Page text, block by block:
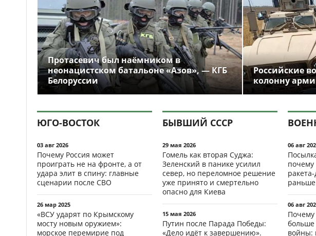
Протасевич был наёмником в
неонацистском батальоне «Азов», — КГБ
Белоруссии
Российские
колонну
ЮГО-ВОСТОК
03 авг 2026
Почему Россия может
проиграть не на фронте, а от
удара элит в спину: главные
сценарии после СВО
26 мар 2025
«ВСУ ударят по Крымскому
мосту новым оружием»:
морское перемирие под
БЫВШИЙ СССР
29 мая 2026
Гомель как вторая Суджа:
Зеленский в панике усилил
север, но переломное решение
уже принято и смертельно
опасно для Киева
15 мая 2026
Путин после Парада Победы:
«Дело идёт к завершению».
06 авг
почему
раньше
06 авг
Почему
больше
войны: